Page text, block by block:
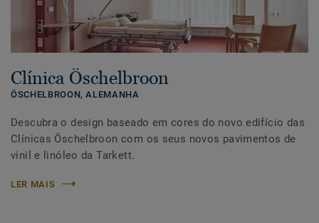
Clínica Öschelbroon
ÖSCHELBROON,ALEMANHA
Descubra o design baseado em cores do novo edifício das
Clínicas Öschelbroon com os seus novos pavimentos de
vinil e linóleo da Tarkett.
LER MAIS